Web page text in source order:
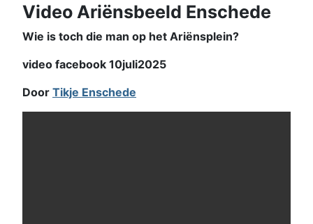
Video Ariënsbeeld Enschede
Wie is toch die man op het Ariënsplein?
video facebook 10juli2025
Door Tikje Enschede